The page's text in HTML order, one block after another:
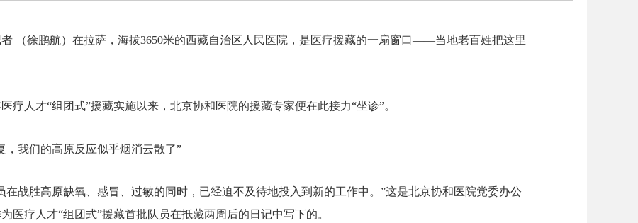
（徐鹏航）在拉萨，海拔3650米的西藏自治区人民医院，是医疗援藏的一扇窗口——当地老百姓把这里
医疗人才“组团式”援藏实施以来，北京协和医院的援藏专家便在此接力“坐诊”。
，我们的高原反应似乎烟消云散了”
在战胜高原缺氧、感冒、过敏的同时，已经迫不及待地投入到新的工作中。”这是北京协和医院党委办公
医疗人才“组团式”援藏首批队员在抵藏两周后的日记中写下的。